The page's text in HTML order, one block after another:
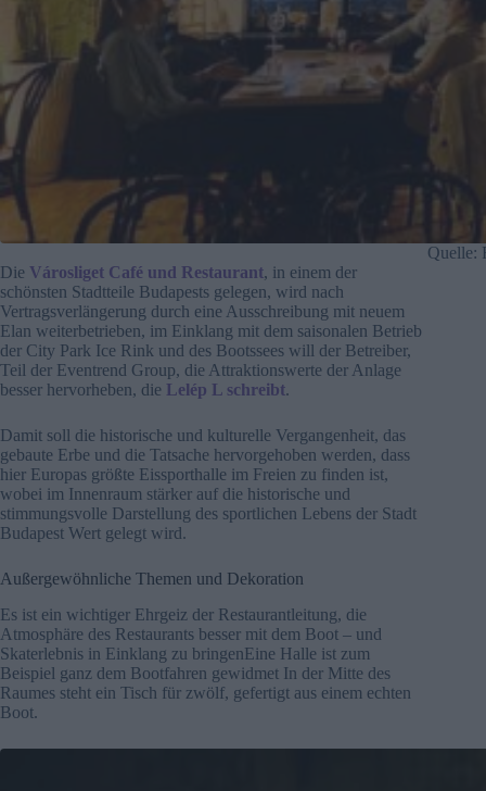
Quelle:
Die Városliget Café und Restaurant, in einem der
schönsten Stadtteile Budapests gelegen, wird nach
Vertragsverlängerung durch eine Ausschreibung mit neuem
Elan weiterbetrieben, im Einklang mit dem saisonalen Betrieb
der City Park Ice Rink und des Bootssees will der Betreiber,
Teil der Eventrend Group, die Attraktionswerte der Anlage
besser hervorheben, die Lelép L schreibt.
Damit soll die historische und kulturelle Vergangenheit, das
gebaute Erbe und die Tatsache hervorgehoben werden, dass
hier Europas größte Eissporthalle im Freien zu finden ist,
wobei im Innenraum stärker auf die historische und
stimmungsvolle Darstellung des sportlichen Lebens der Stadt
Budapest Wert gelegt wird.
Außergewöhnliche Themen und Dekoration
Es ist ein wichtiger Ehrgeiz der Restaurantleitung, die
Atmosphäre des Restaurants besser mit dem Boot – und
Skaterlebnis in Einklang zu bringenEine Halle ist zum
Beispiel ganz dem Bootfahren gewidmet In der Mitte des
Raumes steht ein Tisch für zwölf, gefertigt aus einem echten
Boot.